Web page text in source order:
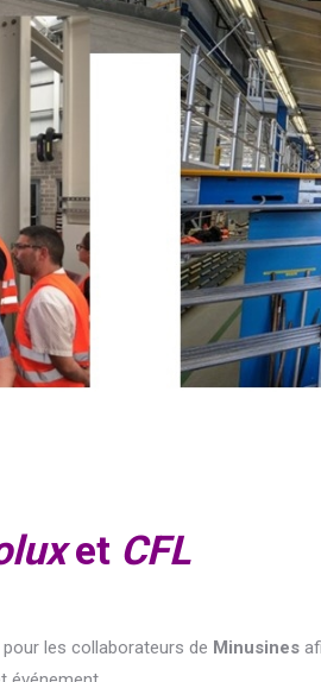
et CFL
les collaborateurs de Minusines